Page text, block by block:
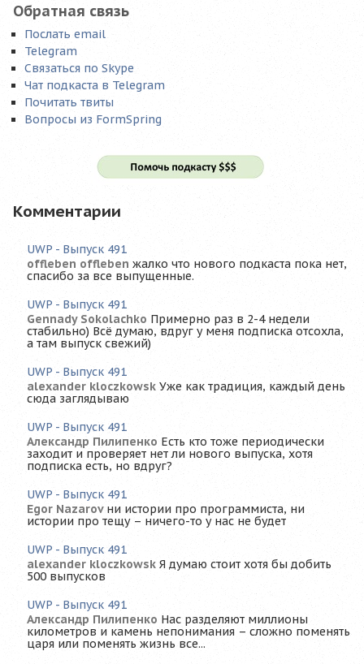
Обратная связь
Послать email
Telegram
Связаться по Skype
Чат подкаста в Telegram
Почитать твиты
Вопросы из FormSpring
Комментарии
UWP - Выпуск 491
offleben offleben жалко что нового подкаста пока нет,
спасибо за все выпущенные.
UWP - Выпуск 491
Gennady Sokolachko Примерно раз в 2-4 недели
стабильно) Всё думаю, вдруг у меня подписка отсохла,
а там выпуск свежий)
UWP - Выпуск 491
alexander kloczkowsk Уже как традиция, каждый день
сюда заглядываю
UWP - Выпуск 491
Александр Пилипенко Есть кто тоже периодически
заходит и проверяет нет ли нового выпуска, хотя
подписка есть, но вдруг?
UWP - Выпуск 491
Egor Nazarov ни истории про программиста, ни
истории про тещу – ничего-то у нас не будет
UWP - Выпуск 491
alexander kloczkowsk Я думаю стоит хотя бы добить
500 выпусков
UWP - Выпуск 491
Александр Пилипенко Нас разделяют миллионы
километров и камень непонимания – сложно поменять
царя или поменять жизнь все...